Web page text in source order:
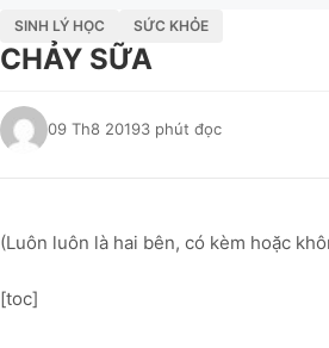
SINH LÝ HỌC SỨC KHỎE
CHẢY SỮA
09 Th8 20193 phút đọc
(Luôn luôn là hai bên, có kèm hoặc
[toc]